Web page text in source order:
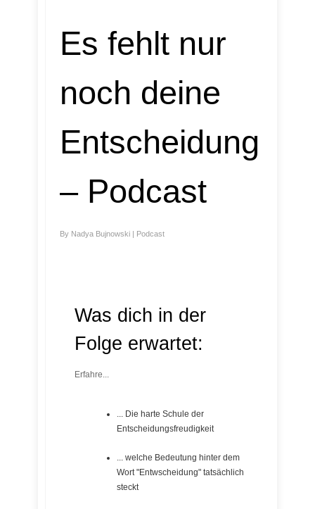
Es fehlt nur
noch deine
Entscheidung
– Podcast
By Nadya Bujnowski | Podcast
Was dich in der
Folge erwartet:
Erfahre...
... Die harte Schule der
Entscheidungsfreudigkeit
... welche Bedeutung hinter dem
Wort "Entwscheidung" tatsächlich
steckt